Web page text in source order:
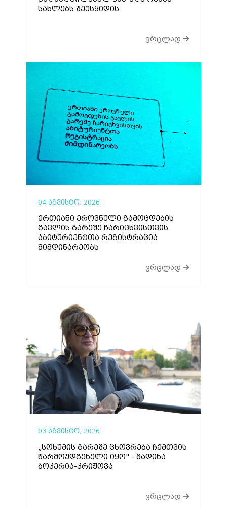
სახლებს შეუსყიდის
ვრცლად
04 აგვისტო, 2026
ერთიანი ეროვნული გამოცდების
გავლის გარეშე ჩარიცხვისთვის
აბიტურიენტთა რეგისტრაცია
მიმდინარეობს
ვრცლად
03 აგვისტო, 2026
„სოხუმის გარეშე ცხოვრება ჩემთვის
წარმოუდგენელი იყო" - მადინა
ბოკერია-კრიჟოვა
ვრცლად